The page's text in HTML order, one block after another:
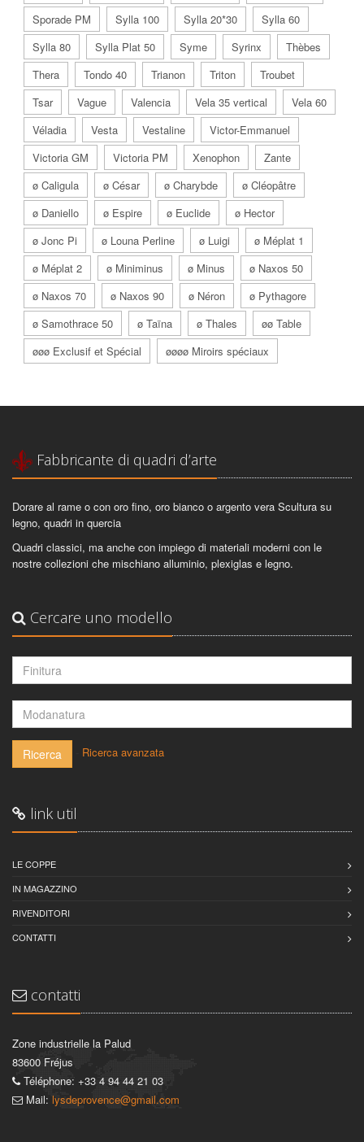
Sporade PM
Sylla 100 Sylla 20*30
Sylla 60
Sylla 80
Sylla Plat 50 Syme Syrinx
Thèbes
Thera
Tondo 40 Trianon Triton
Troubet
Tsar
Vague Valencia Vela 35 vertical
Vela 60
Véladia
Vesta Vestaline
Victor-Emmanuel
Victoria GM
Victoria PM Xenophon
Zante
ø Caligula
ø César ø Charybde
ø Cléopâtre
ø Daniello
ø Espire ø Euclide
ø Hector
ø Jonc Pi
ø Louna Perline ø Luigi
ø Méplat 1
ø Méplat 2
ø Miniminus ø Minus
ø Naxos 50
ø Naxos 70
ø Naxos 90 ø Néron
ø Pythagore
ø Samothrace 50
ø Taïna ø Thales
øø Table
øøø Exclusif et Spécial
øøøø Miroirs spéciaux
Fabbricante di quadri d’arte
Dorare al rame o con oro fino, oro bianco o argento vera Scultura su
legno, quadri in quercia
Quadri classici, ma anche con impiego di materiali moderni con le
nostre collezioni che mischiano alluminio, plexiglas e legno.
Cercare uno modello
Ricerca Ricerca avanzata
link util
LE COPPE
IN MAGAZZINO
RIVENDITORI
CONTATTI
contatti
Zone industrielle la Palud
83600 Fréjus
Téléphone: +33 4 94 44 21 03
Mail: lysdeprovence@gmail.com